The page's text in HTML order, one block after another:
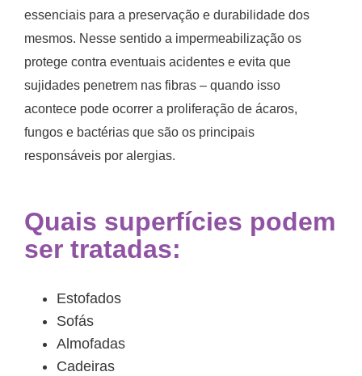
essenciais para a preservação e durabilidade dos
mesmos. Nesse sentido a impermeabilização os
protege contra eventuais acidentes e evita que
sujidades penetrem nas fibras – quando isso
acontece pode ocorrer a proliferação de ácaros,
fungos e bactérias que são os principais
responsáveis por alergias.
Quais superfícies podem
ser tratadas:
Estofados
Sofás
Almofadas
Cadeiras